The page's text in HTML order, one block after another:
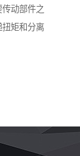
动部件之
扭矩和分离